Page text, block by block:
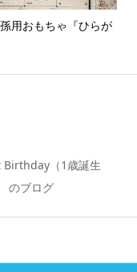
用おもちゃ『ひらが
（1歳誕生
ブログ